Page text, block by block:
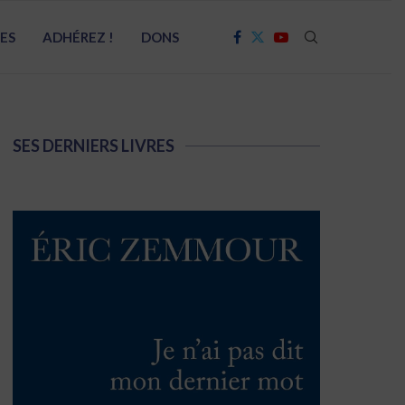
ADHÉREZ ! DONS
SES DERNIERS LIVRES